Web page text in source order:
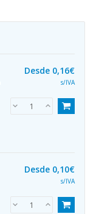
Desde 0,16€
s/IVA
Desde 0,10€
s/IVA